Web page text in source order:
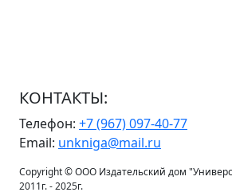
КОНТАКТЫ:
Телефон: +7 (967) 097-40-77
Email: unkniga@mail.ru
Copyright © ООО Издательский дом
2011г. - 2025г.